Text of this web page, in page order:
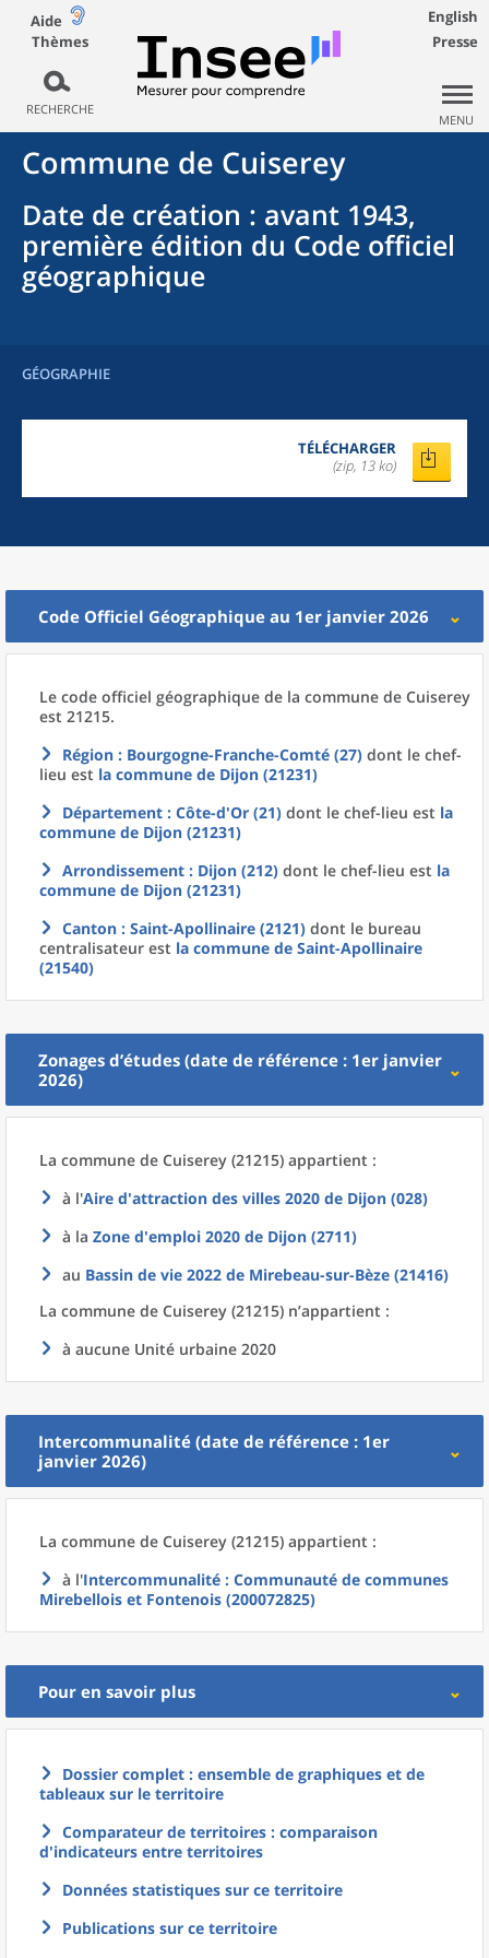
Aide
Thèmes
RECHERCHE
English
Presse
MENU
Commune de Cuiserey
Date de création : avant 1943,
première édition du Code officiel
géographique
GÉOGRAPHIE
TÉLÉCHARGER
(zip, 13 ko)
Code Officiel Géographique au 1er janvier 2026
Le code officiel géographique de la commune de Cuiserey
est 21215.
Région : Bourgogne-Franche-Comté (27) dont le chef-
lieu est la commune de Dijon (21231)
Département : Côte-d'Or (21) dont le chef-lieu est la
commune de Dijon (21231)
Arrondissement : Dijon (212) dont le chef-lieu est la
commune de Dijon (21231)
Canton : Saint-Apollinaire (2121) dont le bureau
centralisateur est la commune de Saint-Apollinaire
(21540)
Zonages d’études (date de référence : 1er janvier
2026)
La commune de Cuiserey (21215) appartient :
à l'Aire d'attraction des villes 2020 de Dijon (028)
à la Zone d'emploi 2020 de Dijon (2711)
au Bassin de vie 2022 de Mirebeau-sur-Bèze (21416)
La commune de Cuiserey (21215) n’appartient :
à aucune Unité urbaine 2020
Intercommunalité (date de référence : 1er
janvier 2026)
La commune de Cuiserey (21215) appartient :
à l'Intercommunalité : Communauté de communes
Mirebellois et Fontenois (200072825)
Pour en savoir plus
Dossier complet : ensemble de graphiques et de
tableaux sur le territoire
Comparateur de territoires : comparaison
d'indicateurs entre territoires
Données statistiques sur ce territoire
Publications sur ce territoire